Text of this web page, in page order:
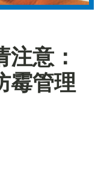
意：
霉管理